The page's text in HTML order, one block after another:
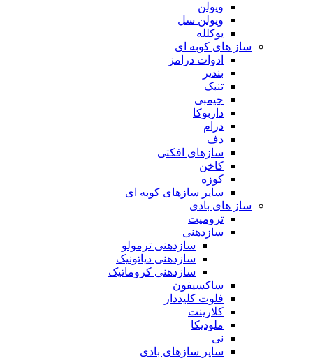
ویولن
ویولن سل
یوکلله
ساز های کوبه ای
ادوات درامز
بندیر
تنبک
جیمبی
داربوکا
درام
دف
سازهای افکتی
کاخن
کوزه
سایر سازهای کوبه ای
ساز های بادی
ترومپت
سازدهنی
سازدهنی ترمولو
سازدهنی دیاتونیک
سازدهنی کروماتیک
ساکسیفون
فلوت کلیددار
کلارینت
ملودیکا
نی
سایر سازهای بادی